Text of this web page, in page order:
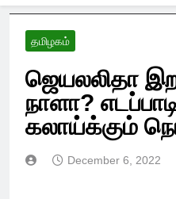
தமிழகம்
ஜெயலலிதா
நாளா?
கலாய்க்கும்
December 6, 2022